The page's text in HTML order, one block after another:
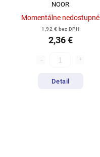
NOOR
Momentálne nedostupné
1,92 € bez DPH
2,36 €
Detail